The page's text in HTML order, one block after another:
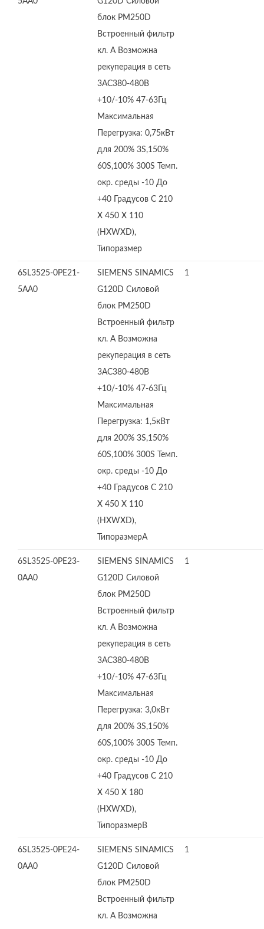
блок PM250D
Встроенный фильтр
кл. А Возможна
рекуперация в сеть
3AC380-480В
+10/-10% 47-63Гц
Максимальная
Перегрузка: 0,75кВт
для 200% 3S,150%
60S,100% 300S Темп.
окр. среды -10 До
+40 Градусов C 210
X 450 X 110
(HXWXD),
Типоразмер
6SL3525-0PE21-
5AA0
SIEMENS SINAMICS
G120D Силовой
блок PM250D
Встроенный фильтр
кл. А Возможна
рекуперация в сеть
3AC380-480В
+10/-10% 47-63Гц
Максимальная
Перегрузка: 1,5кВт
для 200% 3S,150%
60S,100% 300S Темп.
окр. среды -10 До
+40 Градусов C 210
X 450 X 110
(HXWXD),
ТипоразмерA
1
6SL3525-0PE23-
0AA0
SIEMENS SINAMICS
G120D Силовой
блок PM250D
Встроенный фильтр
кл. А Возможна
рекуперация в сеть
3AC380-480В
+10/-10% 47-63Гц
Максимальная
Перегрузка: 3,0кВт
для 200% 3S,150%
60S,100% 300S Темп.
окр. среды -10 До
+40 Градусов C 210
X 450 X 180
(HXWXD),
ТипоразмерB
1
6SL3525-0PE24-
0AA0
SIEMENS SINAMICS
G120D Силовой
блок PM250D
Встроенный фильтр
кл. А Возможна
1